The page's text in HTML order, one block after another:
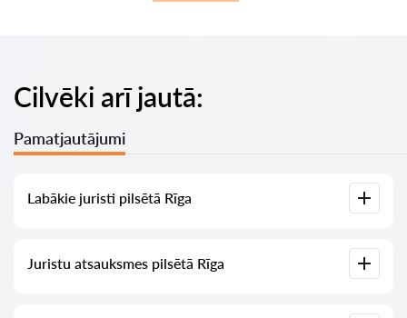
Cilvēki arī jautā:
Pamatjautājumi
Labākie juristi pilsētā Rīga
pilnīgu informāciju: cenas, atsauksmes, tālruņa numurs un
Juristu atsauksmes pilsētā Rīga